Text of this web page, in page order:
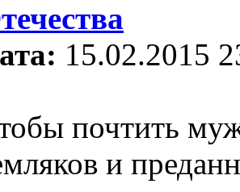
15.02.2015
почтить
и